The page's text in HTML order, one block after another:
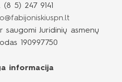
(8 5) 247 9141
saugomi Juridinių asmenų
190997750
informacija